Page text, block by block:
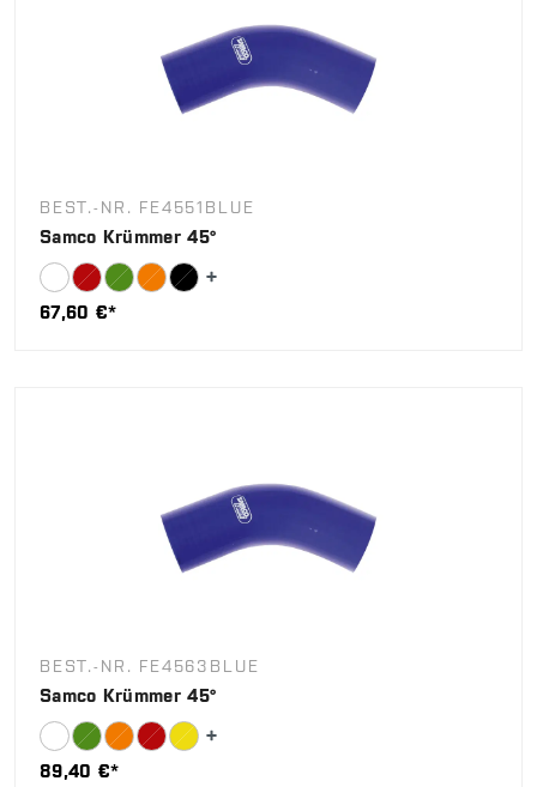
BEST.-NR. FE4551BLUE
Samco Krümmer 45°
67,60 €*
BEST.-NR. FE4563BLUE
Samco Krümmer 45°
89,40 €*